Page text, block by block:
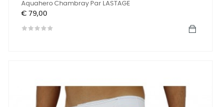
Aquahero Chambray Par LASTAGE
Prijs
€ 79,00